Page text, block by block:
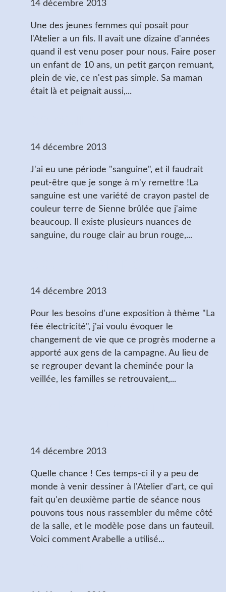
14 décembre 2013
Une des jeunes femmes qui posait pour
l'Atelier a un fils. Il avait une dizaine d'années
quand il est venu poser pour nous. Faire poser
un enfant de 10 ans, un petit garçon remuant,
plein de vie, ce n'est pas simple. Sa maman
était là et peignait aussi,...
14 décembre 2013
J'ai eu une période "sanguine", et il faudrait
peut-être que je songe à m'y remettre !La
sanguine est une variété de crayon pastel de
couleur terre de Sienne brûlée que j'aime
beaucoup. Il existe plusieurs nuances de
sanguine, du rouge clair au brun rouge,...
14 décembre 2013
Pour les besoins d'une exposition à thème "La
fée électricité", j'ai voulu évoquer le
changement de vie que ce progrès moderne a
apporté aux gens de la campagne. Au lieu de
se regrouper devant la cheminée pour la
veillée, les familles se retrouvaient,...
14 décembre 2013
Quelle chance ! Ces temps-ci il y a peu de
monde à venir dessiner à l'Atelier d'art, ce qui
fait qu'en deuxième partie de séance nous
pouvons tous nous rassembler du même côté
de la salle, et le modèle pose dans un fauteuil.
Voici comment Arabelle a utilisé...